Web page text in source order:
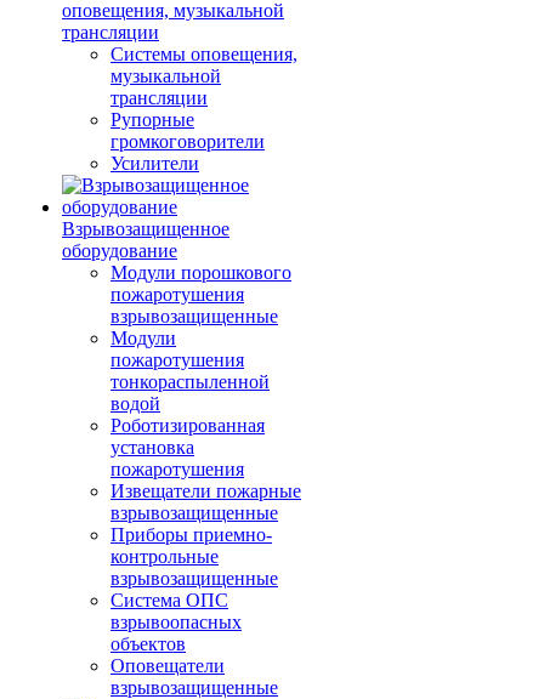
оповещения, музыкальной
трансляции
Системы оповещения,
музыкальной
трансляции
Рупорные
громкоговорители
Усилители
Взрывозащищенное
оборудование
Модули порошкового
пожаротушения
взрывозащищенные
Модули
пожаротушения
тонкораспыленной
водой
Роботизированная
установка
пожаротушения
Извещатели пожарные
взрывозащищенные
Приборы приемно-
контрольные
взрывозащищенные
Система ОПС
взрывоопасных
объектов
Оповещатели
взрывозащищенные